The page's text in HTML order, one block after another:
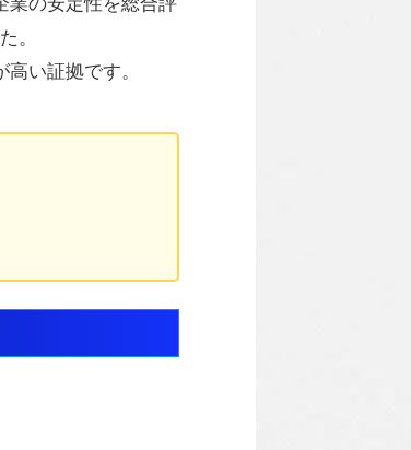
。
い証拠です。